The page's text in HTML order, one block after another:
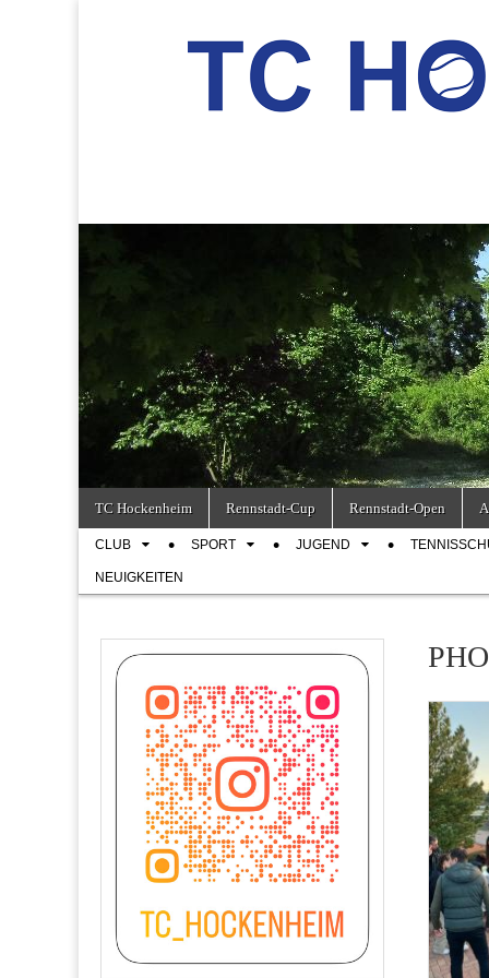
TC Hockenheim
Main
menu
content
TC Hockenheim Rennstadt-Cup Rennstadt-Open
SubCLUB SPORT JUGEND
NEUIGKEITEN